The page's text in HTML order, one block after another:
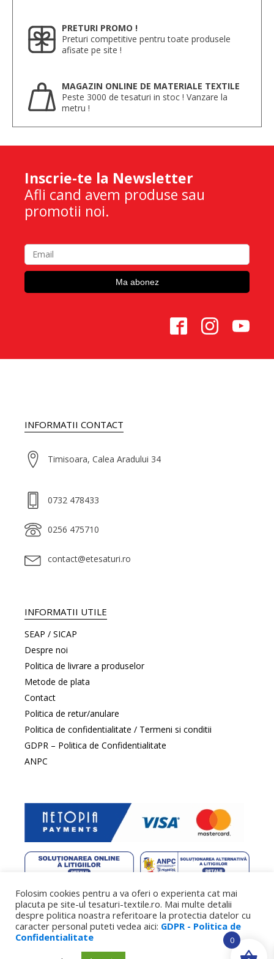
PRETURI PROMO !
Preturi competitive pentru toate produsele
afisate pe site !
MAGAZIN ONLINE DE MATERIALE TEXTILE
Peste 3000 de tesaturi in stoc ! Vanzare la
metru !
Inscrie-te la Newsletter
Afli cand avem produse sau
promotii noi.
INFORMATII CONTACT
Timisoara, Calea Aradului 34
0732 478433
0256 475710
contact@etesaturi.ro
INFORMATII UTILE
SEAP / SICAP
Despre noi
Politica de livrare a produselor
Metode de plata
Contact
Politica de retur/anulare
Politica de confidentialitate / Termeni si conditii
GDPR – Politica de Confidentialitate
ANPC
web design by DowMedia |gazduire webby SpeedHost
Folosim cookies pentru a va oferi o experienta cat mai
placuta pe site-ul tesaturi-textile.ro. Mai multe detalii
despre politica noastra referitoare la protectia datelor cu
caracter personal puteti vedea aici: GDPR - Politica de
Confidentialitate
0